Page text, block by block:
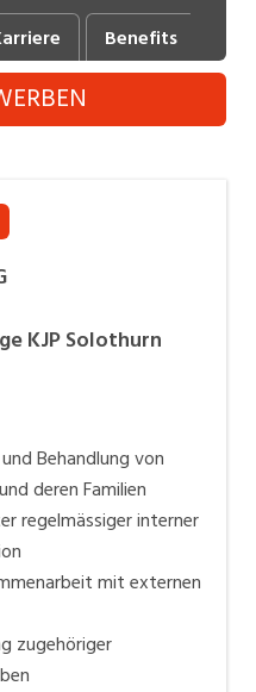
Anlagenbau,
Medien, Druck
(Fertigung)
Pflege
Zoll
Benefits
KJP Solothurn
Behandlung von
deren Familien
regelmässiger interner
mit externen
zugehöriger